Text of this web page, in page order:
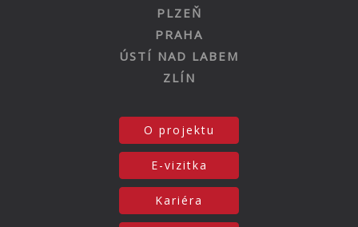
PLZEŇ
PRAHA
ÚSTÍ NAD LABEM
ZLÍN
O projektu
E-vizitka
Kariéra